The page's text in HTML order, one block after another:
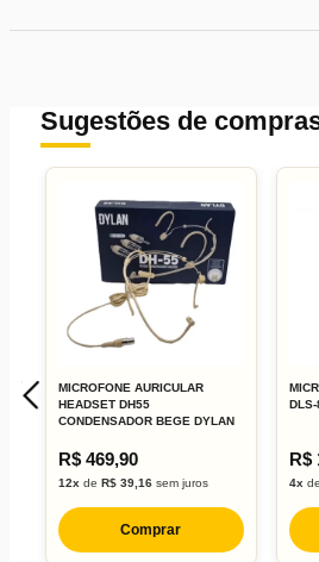
Sugestões de
MICROFONE AURICULAR
HEADSET DH55
CONDENSADOR BEGE DYLAN
R$ 469,90
12x de R$ 39,16sem juros
Comprar
DLS-
R$
4x